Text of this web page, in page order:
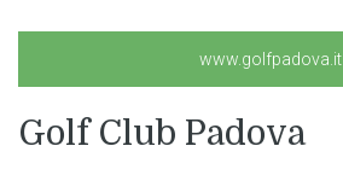
www.golfpadova.it
Golf Club Padova